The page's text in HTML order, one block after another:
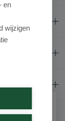
en
wijzigen